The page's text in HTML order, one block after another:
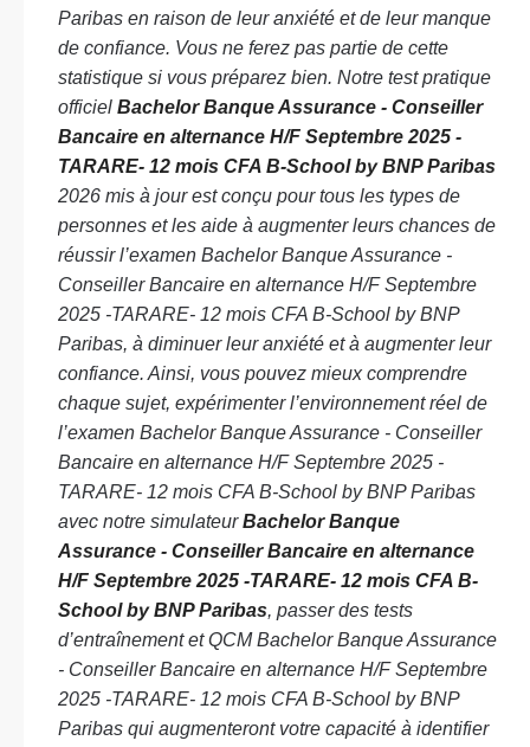
Paribas en raison de leur anxiété et de leur manque
de confiance. Vous ne ferez pas partie de cette
statistique si vous préparez bien. Notre test pratique
officiel Bachelor Banque Assurance - Conseiller
Bancaire en alternance H/F Septembre 2025 -
TARARE- 12 mois CFA B-School by BNP Paribas
2026 mis à jour est conçu pour tous les types de
personnes et les aide à augmenter leurs chances de
réussir l’examen Bachelor Banque Assurance -
Conseiller Bancaire en alternance H/F Septembre
2025 -TARARE- 12 mois CFA B-School by BNP
Paribas, à diminuer leur anxiété et à augmenter leur
confiance. Ainsi, vous pouvez mieux comprendre
chaque sujet, expérimenter l’environnement réel de
l’examen Bachelor Banque Assurance - Conseiller
Bancaire en alternance H/F Septembre 2025 -
TARARE- 12 mois CFA B-School by BNP Paribas
avec notre simulateurBachelor Banque
Assurance - Conseiller Bancaire en alternance
H/F Septembre 2025 -TARARE- 12 mois CFA B-
School by BNP Paribas, passer des tests
d’entraînement et QCM Bachelor Banque Assurance
- Conseiller Bancaire en alternance H/F Septembre
2025 -TARARE- 12 mois CFA B-School by BNP
Paribas qui augmenteront votre capacité à identifier